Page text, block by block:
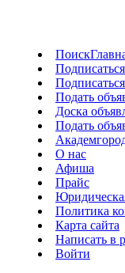
Поиск
Подать
Доска
Подать
О нас
Афиша
Прайс
Политика
Карта сайта
Написать в
Войти